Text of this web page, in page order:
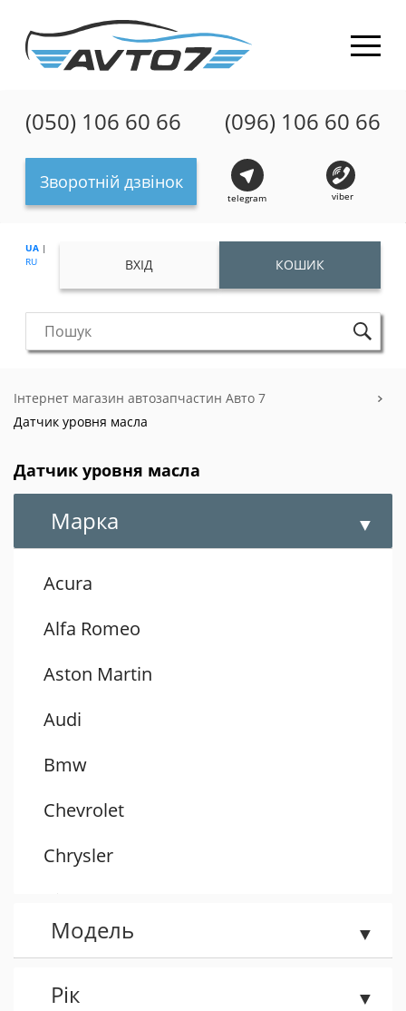
(050) 106 60 66 (096) 106 60 66
Зворотній дзвінок
telegram viber
UA |
RU
ВХІД КОШИК
Інтернет магазин автозапчастин Авто 7
Датчик уровня масла
Датчик уровня масла
Марка
Acura
Alfa Romeo
Aston Martin
Audi
Bmw
Chevrolet
Chrysler
Dacia
Daewoo
Модель
Рік